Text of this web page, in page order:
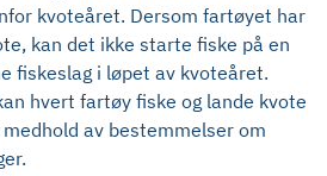
kvoteåret. Dersom fartøyet har
kan det ikke starte fiske på en
fiskeslag i løpet av kvoteåret.
hvert fartøy fiske og lande kvote
av bestemmelser om